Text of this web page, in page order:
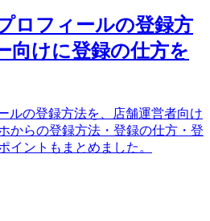
ロフィールの登録方
向けに登録の仕方を
ルの登録方法を、店舗運営者向け
からの登録方法・登録の仕方・登
イントもまとめました。